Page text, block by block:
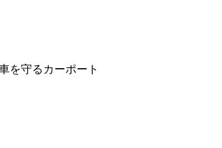
を守るカーポート